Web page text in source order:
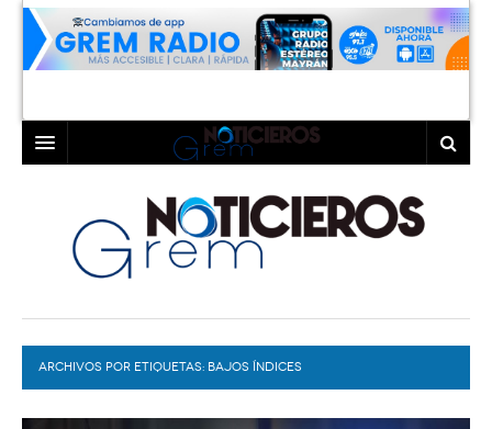
LAGUNA
TORREÓN
GÓMEZ PALACIO
LERDO
COAHUILA
DURANGO
DEPORTES
ARCHIVOS POR ETIQUETAS: BAJOS ÍNDICES